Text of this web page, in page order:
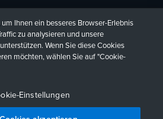
Español日本語
Ihnen ein besseres Browser-Erlebnis
zu analysieren und unsere
Wenn Sie diese Cookies
möchten, wählen Sie auf "Cookie-
Einstellungen